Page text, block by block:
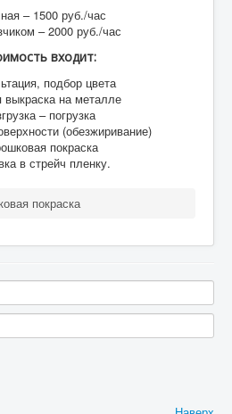
– 1500 руб./час
– 2000 руб./час
входит:
подбор цвета
выкраска на металле
– погрузка
(обезжиривание)
покраска
в стрейч пленку.
покраска